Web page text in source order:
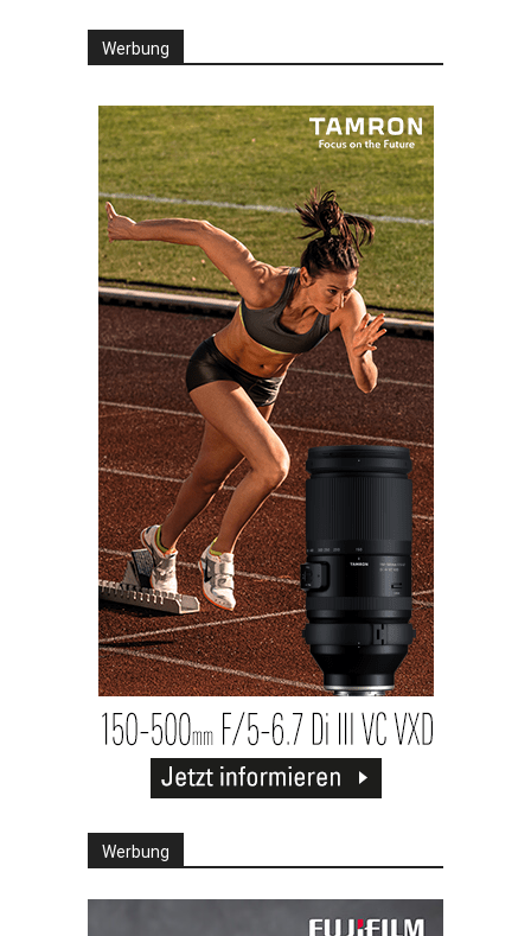
Werbung
Werbung